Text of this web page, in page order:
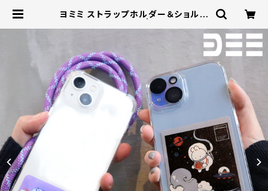
ヨミミ ストラップホルダー＆ショルダ